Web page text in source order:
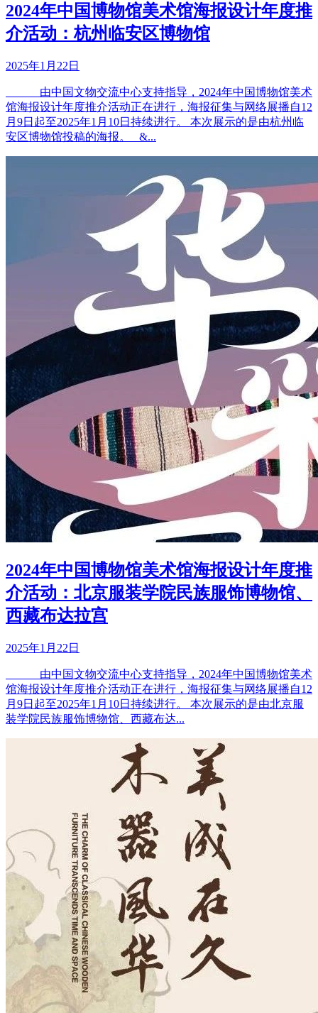
2024年中国博物馆美术馆海报设计年度推
介活动：杭州临安区博物馆
2025年1月22日
由中国文物交流中心支持指导，2024年中国博物馆美术
馆海报设计年度推介活动正在进行，海报征集与网络展播自12
月9日起至2025年1月10日持续进行。 本次展示的是由杭州临
安区博物馆投稿的海报。 &...
2024年中国博物馆美术馆海报设计年度推
介活动：北京服装学院民族服饰博物馆、
西藏布达拉宫
2025年1月22日
由中国文物交流中心支持指导，2024年中国博物馆美术
馆海报设计年度推介活动正在进行，海报征集与网络展播自12
月9日起至2025年1月10日持续进行。 本次展示的是由北京服
装学院民族服饰博物馆、西藏布达...